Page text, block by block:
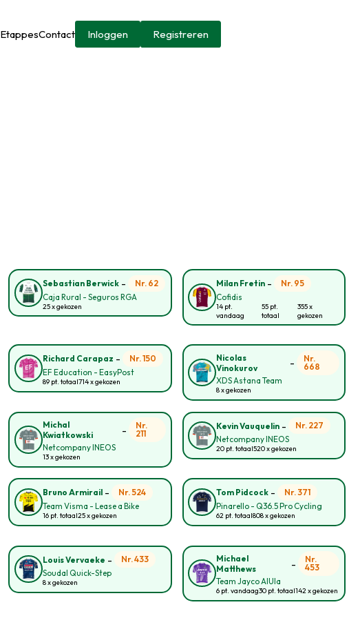
EtappesContact Inloggen Registreren
Sebastian Berwick-
Nr. 62
Caja Rural - Seguros RGA
25 x gekozen
Milan Fretin-
Nr. 95
Cofidis
14 pt.
vandaag
55 pt.
totaal
355 x
gekozen
Richard Carapaz -
Nr. 150
EF Education - EasyPost
89 pt. totaal714 x gekozen
Nicolas
Vinokurov
-
Nr.
668
XDS Astana Team
8 x gekozen
Michal
Kwiatkowski
-
Nr.
211
Netcompany INEOS
13 x gekozen
Kevin Vauquelin-
Nr. 227
Netcompany INEOS
20 pt. totaal520 x gekozen
Bruno Armirail-
Nr. 524
Team Visma - Lease a Bike
16 pt. totaal25 x gekozen
Tom Pidcock-
Nr. 371
Pinarello - Q36.5 Pro Cycling
62 pt. totaal808 x gekozen
Louis Vervaeke -
Nr. 433
Soudal Quick-Step
8 x gekozen
Michael
Matthews
-
Nr.
453
Team Jayco AlUla
6 pt. vandaag30 pt. totaal142 x gekozen